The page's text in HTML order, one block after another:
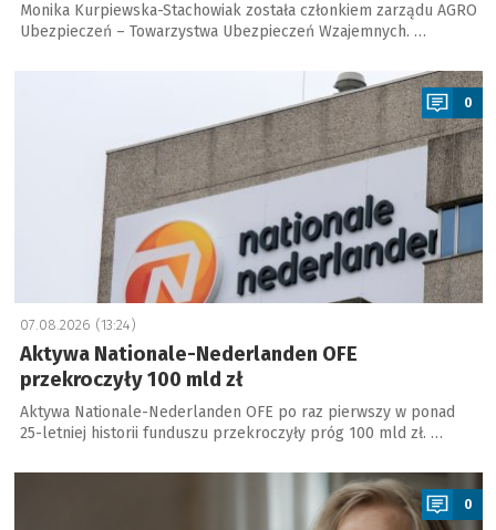
Monika Kurpiewska-Stachowiak została członkiem zarządu AGRO
Ubezpieczeń – Towarzystwa Ubezpieczeń Wzajemnych. …
0
07.08.2026 (13:24)
Aktywa Nationale-Nederlanden OFE
przekroczyły 100 mld zł
Aktywa Nationale-Nederlanden OFE po raz pierwszy w ponad
25-letniej historii funduszu przekroczyły próg 100 mld zł. …
a
0